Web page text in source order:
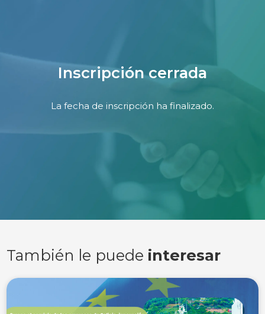
Inscripción cerrada
La fecha de inscripción ha finalizado.
También le puede interesar